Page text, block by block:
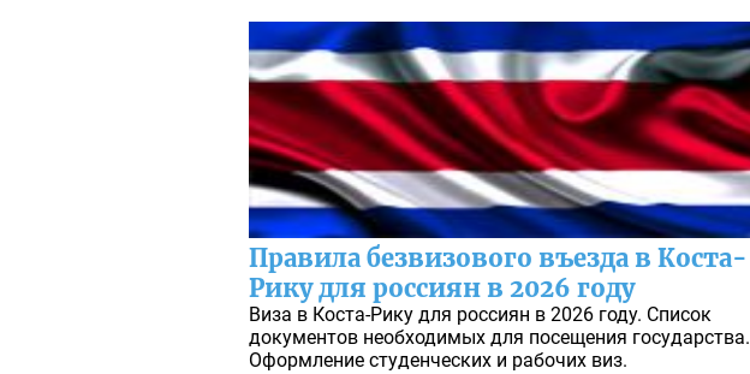
Правила безвизового въезда в Коста-
Рику для россиян в 2026 году
Виза в Коста-Рику для россиян в 2026 году. Список
документов необходимых для посещения государства.
Оформление студенческих и рабочих виз.